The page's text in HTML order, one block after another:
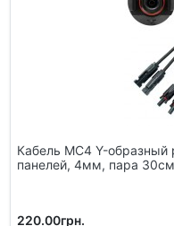
Кабель MC4 Y-образный
панелей, 4мм, пара 30см
220.00грн.